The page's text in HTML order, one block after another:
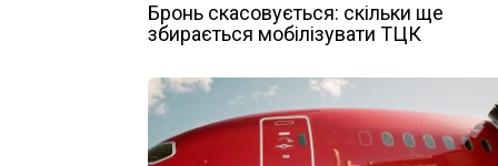
Бронь скасовується: скільки ще
збирається мобілізувати ТЦК